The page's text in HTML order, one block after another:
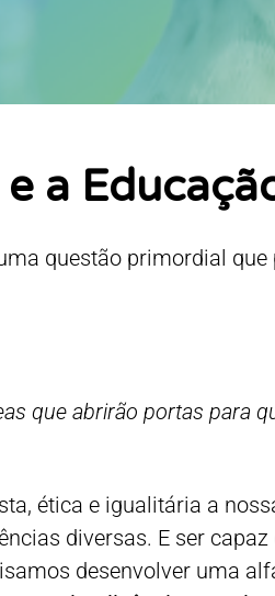
a
questão primordial
que abrirão portas para
ética e igualitária a
diversas. E ser
desenvolver uma